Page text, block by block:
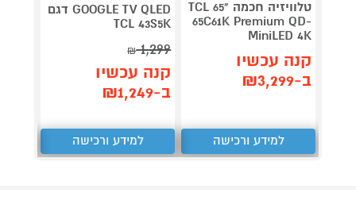
טלוויזיה חכמה "65 TCL
65C61K Premium QD-
MiniLED 4K
קנה עכשיו
ב-₪3,299
למידע ורכישה
GOOGLE TV QLED דגם
TCL 43S5K
1,299
₪
קנה עכשיו
ב-₪1,249
למידע ורכישה